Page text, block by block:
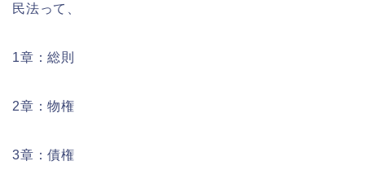
民法って、
1章：総則
2章：物権
3章：債権